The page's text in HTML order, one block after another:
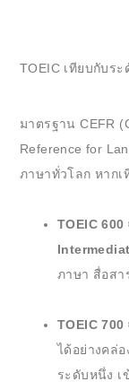
TOEIC เทียบกับร
มาตรฐาน CEFR
Reference for
ภาษาทั่วโลก หาก
TOEIC
ภาษา สื่อสา
TOEIC
ได้อย่างคล่
ระดับหนึ่ง เ